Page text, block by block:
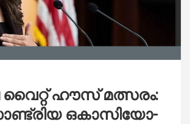
വൈറ്റ് ഹൗസ് മത്സരം:
ഒകാസിയോ-